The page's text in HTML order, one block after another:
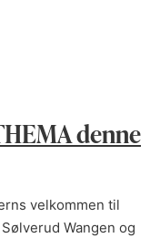
denne
velkommen til
Wangen og